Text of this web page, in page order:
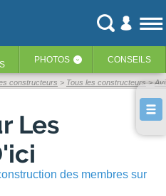
PHOTOS ‹ CONSEILS
constructeurs Tous les constructeurs
Les
des membres sur